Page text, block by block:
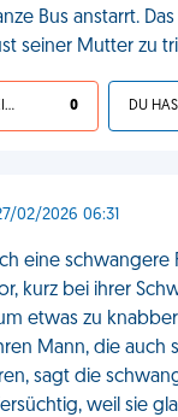
Bus anstarrt.
seiner Mutter zu
ICH STIMME ZU, DEIN LEBEN IST SCHEISSE 0
02/2026 06:31
eine schwangere
kurz bei ihrer
etwas zu
Mann, die auch
sagt die
weil sie